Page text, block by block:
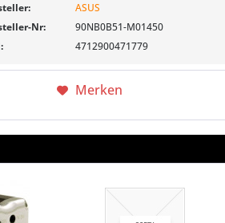
ASUS
Nr:
90NB0B51-M01450
4712900471779
Merken